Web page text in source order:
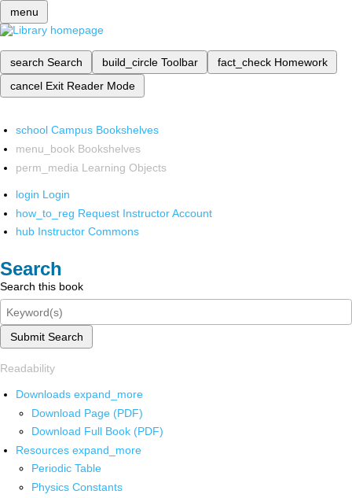
menu
search Search build_circle Toolbar fact_check Homework
cancel Exit Reader Mode
school Campus Bookshelves
menu_book Bookshelves
perm_media Learning Objects
login Login
how_to_reg Request Instructor Account
hub Instructor Commons
Search
Search this book
Submit Search
Readability
Downloads expand_more
Download Page (PDF)
Download Full Book (PDF)
Resources expand_more
Periodic Table
Physics Constants